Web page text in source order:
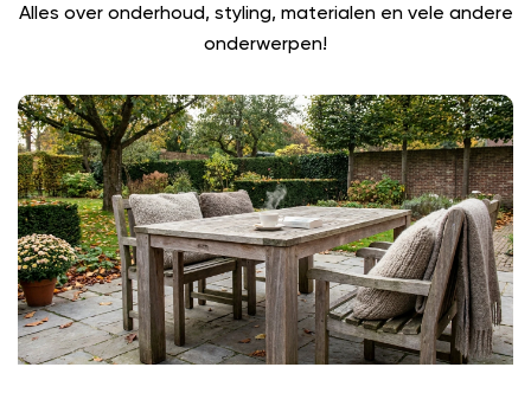
Alles over onderhoud, styling, materialen en vele andere
onderwerpen!